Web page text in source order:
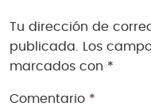
Tu dirección de
publicada.
Los
marcados con *
Comentario *